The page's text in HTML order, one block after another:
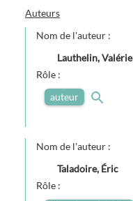
Auteurs
Nom de l'auteur :
Lauthelin, Valérie
Rôle :
auteur
Nom de l'auteur :
Taladoire, Éric
Rôle :